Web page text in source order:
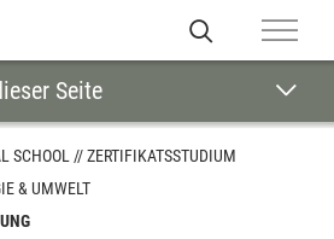
SCHOOL
ZERTIFIKATSSTUDIUM
& UMWELT
Seite